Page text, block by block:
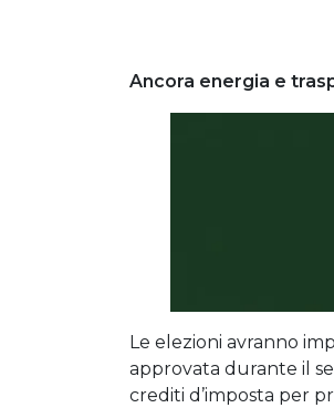
Ancora energia e
Le elezioni avranno
approvata durante il
crediti d’imposta per